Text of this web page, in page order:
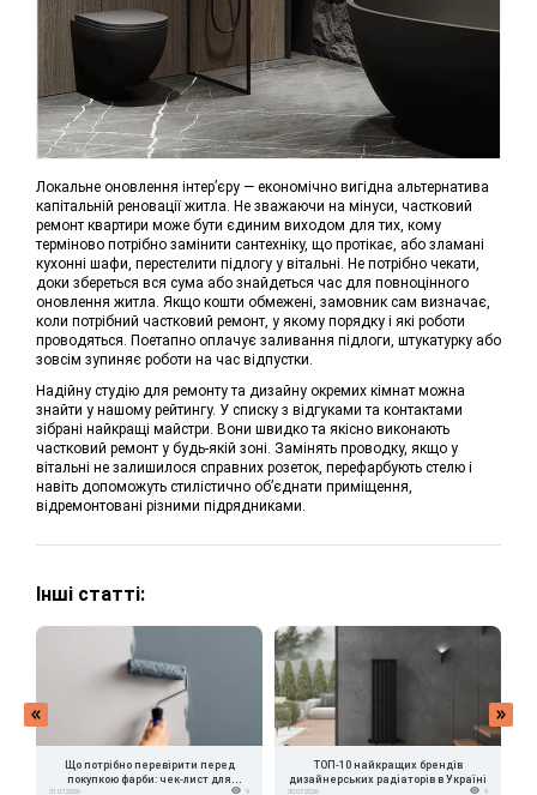
Локальне оновлення інтер’єру — економічно вигідна альтернатива
капітальній реновації житла. Не зважаючи на мінуси, частковий
ремонт квартири може бути єдиним виходом для тих, кому
терміново потрібно замінити сантехніку, що протікає, або зламані
кухонні шафи, перестелити підлогу у вітальні. Не потрібно чекати,
доки збереться вся сума або знайдеться час для повноцінного
оновлення житла. Якщо кошти обмежені, замовник сам визначає,
коли потрібний частковий ремонт, у якому порядку і які роботи
проводяться. Поетапно оплачує заливання підлоги, штукатурку або
зовсім зупиняє роботи на час відпустки.
Надійну студію для ремонту та дизайну окремих кімнат можна
знайти у нашому рейтингу. У списку з відгуками та контактами
зібрані найкращі майстри. Вони швидко та якісно виконають
частковий ремонт у будь-якій зоні. Замінять проводку, якщо у
вітальні не залишилося справних розеток, перефарбують стелю і
навіть допоможуть стилістично об’єднати приміщення,
відремонтовані різними підрядниками.
Інші статті:
Що потрібно перевірити перед
покупкою фарби: чек-лист для
31.07.2026 9
ТОП-10 найкращих брендів
дизайнерських радіаторів в Україні
30.07.2026 9